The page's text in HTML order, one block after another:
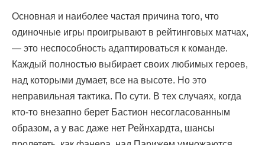
Основная и наиболее частая причина того, что
одиночные игры проигрывают в рейтинговых матчах,
— это неспособность адаптироваться к команде.
Каждый полностью выбирает своих любимых героев,
над которыми думает, все на высоте. Но это
неправильная тактика. По сути. В тех случаях, когда
кто-то внезапно берет Бастион несогласованным
образом, а у вас даже нет Рейнхардта, шансы